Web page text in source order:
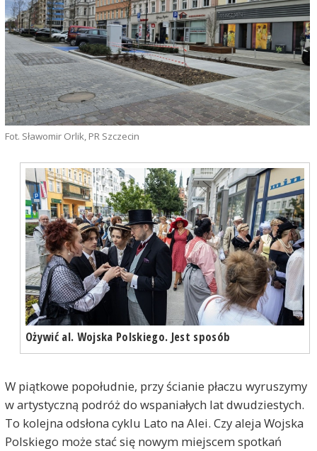
Fot. Sławomir Orlik, PR Szczecin
Ożywić al. Wojska Polskiego. Jest sposób
W piątkowe popołudnie, przy ścianie płaczu wyruszymy
w artystyczną podróż do wspaniałych lat dwudziestych.
To kolejna odsłona cyklu Lato na Alei. Czy aleja Wojska
Polskiego może stać się nowym miejscem spotkań